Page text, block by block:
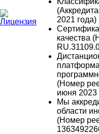
2021 года)
качества
(Номер
июня 2023
Мы
области
(Номер